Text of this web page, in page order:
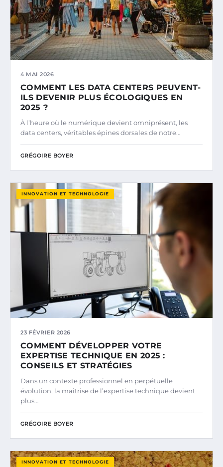
4 MAI 2026
COMMENT LES DATA CENTERS PEUVENT-
ILS DEVENIR PLUS ÉCOLOGIQUES EN
2025 ?
À l’heure où le numérique devient omniprésent, les
data centers, véritables épines dorsales de notre…
GRÉGOIRE BOYER
INNOVATION ET TECHNOLOGIE
23 FÉVRIER 2026
COMMENT DÉVELOPPER VOTRE
EXPERTISE TECHNIQUE EN 2025 :
CONSEILS ET STRATÉGIES
Dans un contexte professionnel en perpétuelle
évolution, la maîtrise de l’expertise technique devient
plus…
GRÉGOIRE BOYER
INNOVATION ET TECHNOLOGIE